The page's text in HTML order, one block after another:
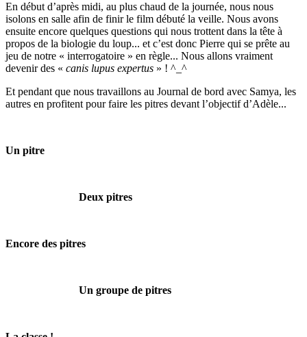
En début d’après midi, au plus chaud de la journée, nous nous
isolons en salle afin de finir le film débuté la veille. Nous avons
ensuite encore quelques questions qui nous trottent dans la tête à
propos de la biologie du loup... et c’est donc Pierre qui se prête au
jeu de notre « interrogatoire » en règle... Nous allons vraiment
devenir des « canis lupus expertus » ! ^_^
Et pendant que nous travaillons au Journal de bord avec Samya, les
autres en profitent pour faire les pitres devant l’objectif d’Adèle...
Un pitre
Deux pitres
Encore des pitres
Un groupe de pitres